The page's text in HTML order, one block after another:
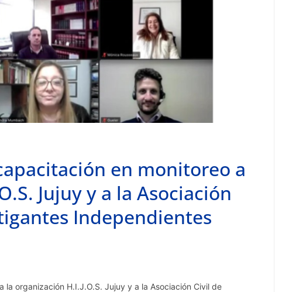
en monitoreo a
Jujuy y a la Asociación
Independientes
la organización H.I.J.O.S. Jujuy y a la Asociación Civil de